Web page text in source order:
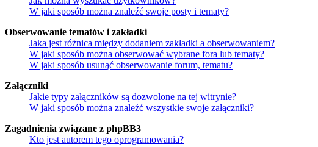
W jaki sposób można znaleźć swoje posty i tematy?
Obserwowanie tematów i zakładki
Jaka jest różnica między dodaniem zakładki a obserwowaniem?
W jaki sposób można obserwować wybrane fora lub tematy?
W jaki sposób usunąć obserwowanie forum, tematu?
Załączniki
Jakie typy załączników są dozwolone na tej witrynie?
W jaki sposób można znaleźć wszystkie swoje załączniki?
Zagadnienia związane z phpBB3
Kto jest autorem tego oprogramowania?